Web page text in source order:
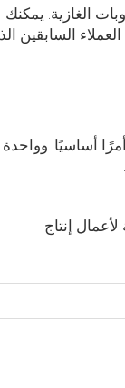
الغازية. يمكنك
السابقين
أساسيًا. وواحدة
إنتاج